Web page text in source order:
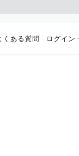
くある質問 ログイン